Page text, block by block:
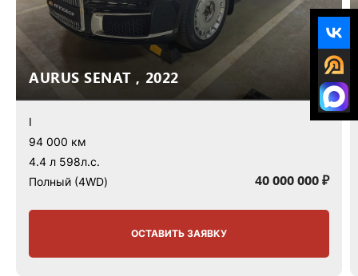
AURUS SENAT , 2022
I
94 000 км
4.4 л 598л.с.
Полный (4WD)
40 000 000 ₽
ОСТАВИТЬ ЗАЯВКУ